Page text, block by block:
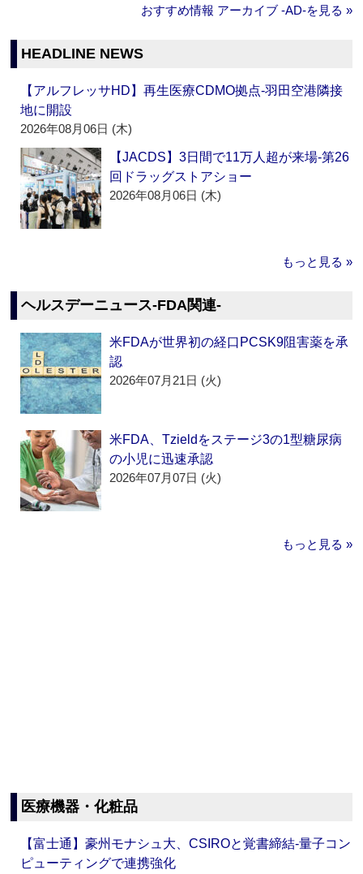
おすすめ情報 アーカイブ ‐AD‐を見る »
HEADLINE NEWS
【アルフレッサHD】再生医療CDMO拠点‐羽田空港隣接
地に開設
2026年08月06日 (木)
【JACDS】3日間で11万人超が来場‐第26
回ドラッグストアショー
2026年08月06日 (木)
もっと見る »
ヘルスデーニュース‐FDA関連‐
米FDAが世界初の経口PCSK9阻害薬を承
認
2026年07月21日 (火)
米FDA、Tzieldをステージ3の1型糖尿病
の小児に迅速承認
2026年07月07日 (火)
もっと見る »
医療機器・化粧品
【富士通】豪州モナシュ大、CSIROと覚書締結‐量子コン
ピューティングで連携強化